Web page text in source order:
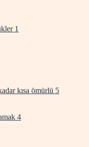
1
kısa ömürlü 5
4